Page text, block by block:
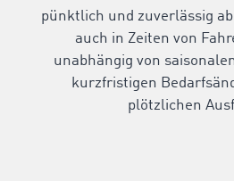
pünktlich und zuverlässig
auch in Zeiten von
unabhängig von
kurzfristigen
plötzlichen